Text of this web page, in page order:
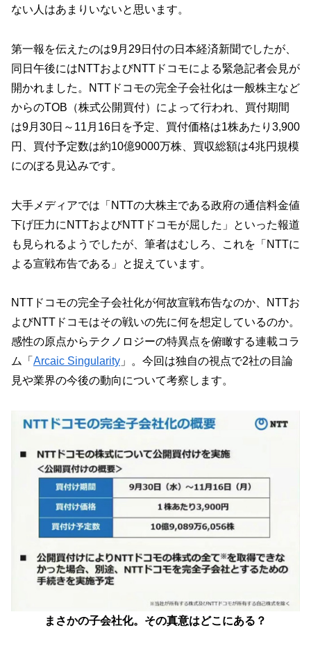
ない人はあまりいないと思います。
第一報を伝えたのは9月29日付の日本経済新聞でしたが、
同日午後にはNTTおよびNTTドコモによる緊急記者会見が
開かれました。NTTドコモの完全子会社化は一般株主など
からのTOB（株式公開買付）によって行われ、買付期間
は9月30日～11月16日を予定、買付価格は1株あたり3,900
円、買付予定数は約10億9000万株、買収総額は4兆円規模
にのぼる見込みです。
大手メディアでは「NTTの大株主である政府の通信料金値
下げ圧力にNTTおよびNTTドコモが屈した」といった報道
も見られるようでしたが、筆者はむしろ、これを「NTTに
よる宣戦布告である」と捉えています。
NTTドコモの完全子会社化が何故宣戦布告なのか、NTTお
よびNTTドコモはその戦いの先に何を想定しているのか。
感性の原点からテクノロジーの特異点を俯瞰する連載コラ
ム「 Arcaic Singularity 」。今回は独自の視点で2社の目論
見や業界の今後の動向について考察します。
まさかの子会社化。その真意はどこにある？